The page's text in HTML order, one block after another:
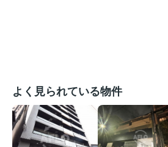
よく見られている物件